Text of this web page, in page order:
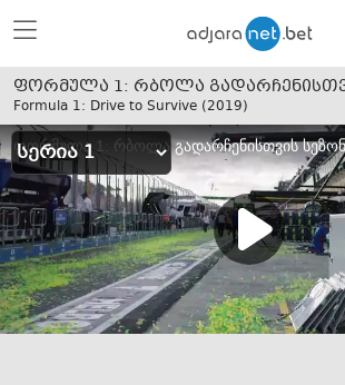
ფორმულა 1: რბოლა
Formula 1: Drive to Survive (2019)